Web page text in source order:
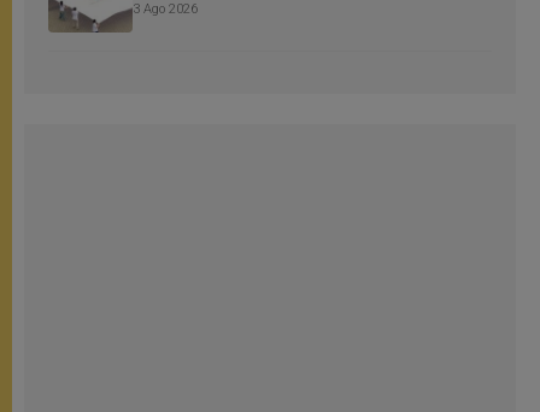
3 Ago 2026